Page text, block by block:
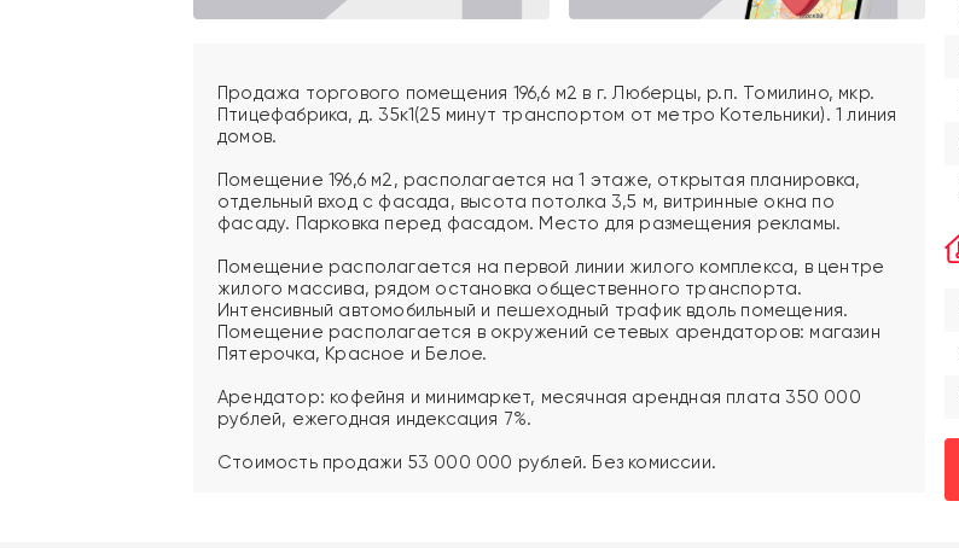
Продажа торгового помещения 196,6 м2 в г. Люберцы, р.п. Томилино, мкр.
Птицефабрика, д. 35к1(25 минут транспортом от метро Котельники). 1 линия
домов.
Помещение 196,6 м2, располагается на 1 этаже, открытая планировка,
отдельный вход с фасада, высота потолка 3,5 м, витринные окна по
фасаду. Парковка перед фасадом. Место для размещения рекламы.
Помещение располагается на первой линии жилого комплекса, в центре
жилого массива, рядом остановка общественного транспорта.
Интенсивный автомобильный и пешеходный трафик вдоль помещения.
Помещение располагается в окружений сетевых арендаторов: магазин
Пятерочка, Красное и Белое.
Арендатор: кофейня и минимаркет, месячная арендная плата 350 000
рублей, ежегодная индексация 7%.
Стоимость продажи 53 000 000 рублей. Без комиссии.